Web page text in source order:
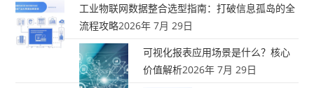
工业物联网数据整合选型指南：打破信息孤岛的全
流程攻略2026年 7月 29日
可视化报表应用场景是什么？核心
价值解析2026年 7月 29日